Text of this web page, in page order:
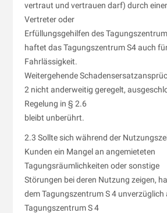
vertraut und vertrauen darf) durch
Vertreter oder
Erfüllungsgehilfen des
haftet das Tagungszentrum S4 auch
Fahrlässigkeit.
Weitergehende
2 nicht anderweitig geregelt,
Regelung in § 2.6
bleibt unberührt.
2.3 Sollte sich während der
Kunden ein Mangel an angemieteten
Tagungsräumlichkeiten oder sonstige
Störungen bei deren Nutzung zeigen,
dem Tagungszentrum S 4 unverzüglich
Tagungszentrum S 4